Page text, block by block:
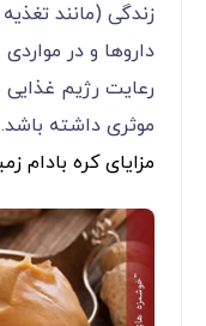
زندگی (مانند
داروها و در
رعایت رژیم
موثری داشته باشد.
مزایای کره بادام